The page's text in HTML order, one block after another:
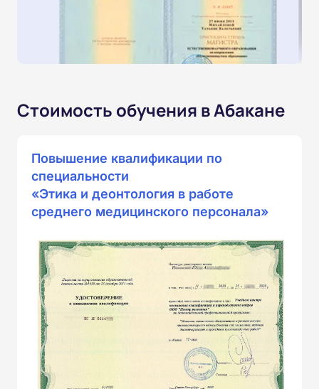
Стоимость обучения в Абакане
Повышение квалификации по
специальности
«Этика и деонтология в работе
среднего медицинского персонала»